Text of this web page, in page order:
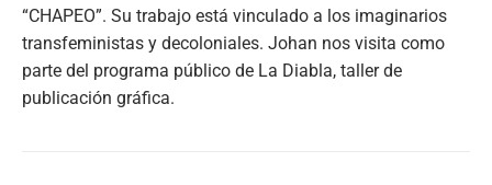
“CHAPEO”. Su trabajo está vinculado a los imaginarios
transfeministas y decoloniales. Johan nos visita como
parte del programa público de La Diabla, taller de
publicación gráfica.